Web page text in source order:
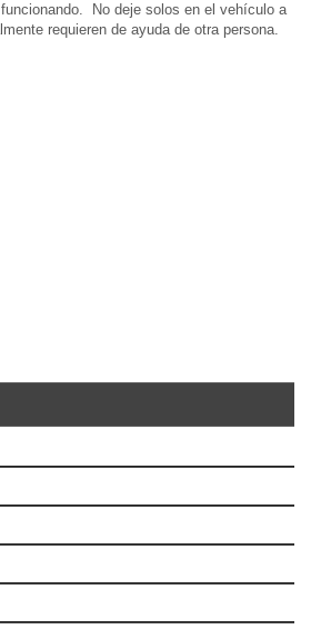
No deje solos en el vehículo a
requieren de ayuda de otra persona.